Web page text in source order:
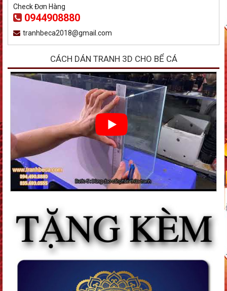
Check Đơn Hàng
0944908880
tranhbeca2018@gmail.com
CÁCH DÁN TRANH 3D CHO BỂ CÁ